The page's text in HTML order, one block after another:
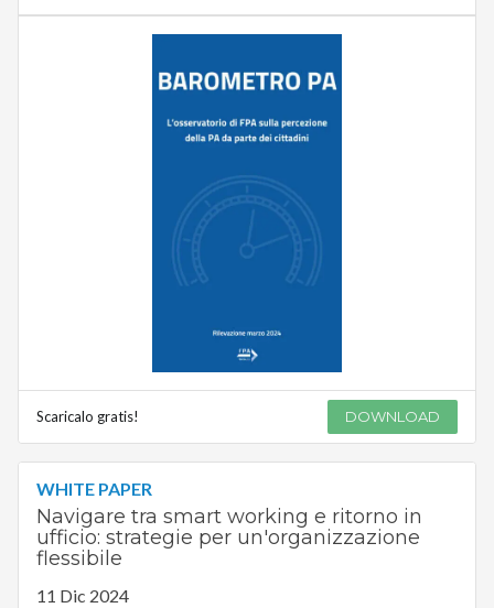
Scaricalo gratis! DOWNLOAD
WHITE PAPER
Navigare tra smart working e ritorno in
ufficio: strategie per un'organizzazione
flessibile
11 Dic 2024